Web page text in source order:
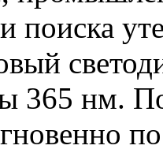
поиска
365 нм.